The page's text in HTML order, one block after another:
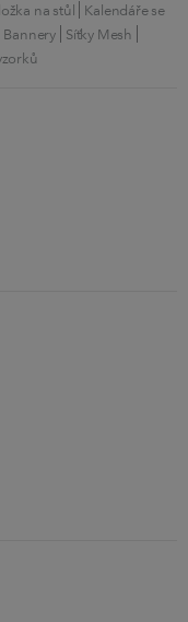
na stůl
Kalendáře se
Bannery
Síťky Mesh